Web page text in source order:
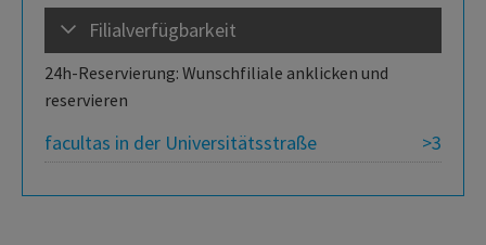
Filialverfügbarkeit
24h-Reservierung: Wunschfiliale anklicken und
reservieren
>3
facultas in der Universitätsstraße